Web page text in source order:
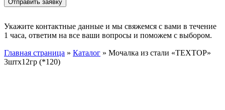
Укажите контактные данные и мы свяжемся с вами в течение
1 часа, ответим на все ваши вопросы и поможем с выбором.
Главная страница » Каталог » Мочалка из стали «ТЕХТОР»
3штх12гр (*120)